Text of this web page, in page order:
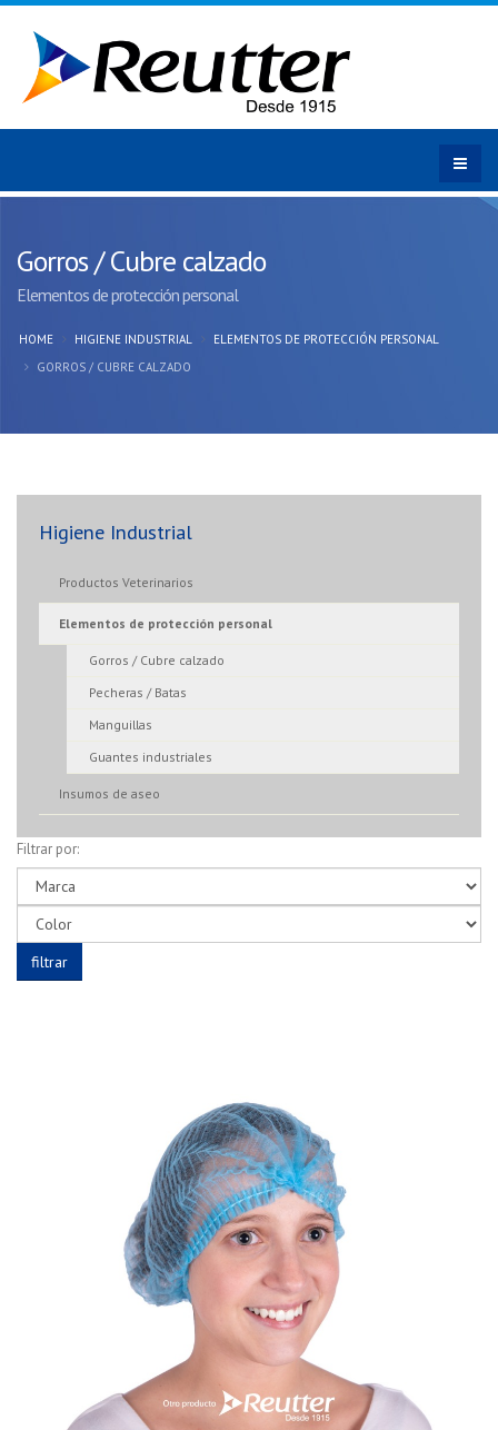
Gorros / Cubre calzado
Elementos de protección personal
HOME HIGIENE INDUSTRIAL
ELEMENTOS DE PROTECCIÓN PERSONAL
GORROS / CUBRE CALZADO
Higiene Industrial
Productos Veterinarios
Elementos de protección personal
Gorros / Cubre calzado
Pecheras / Batas
Manguillas
Guantes industriales
Insumos de aseo
Filtrar por: